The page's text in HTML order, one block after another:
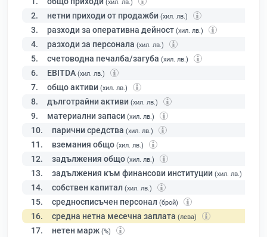
(хил. лв.)
2. нетни приходи от продажби (хил. лв.)
3. разходи за оперативна дейност (хил. лв.)
4. разходи за персонала (хил. лв.)
5. счетоводна печалба/загуба (хил. лв.)
6. EBITDA (хил. лв.)
7. общо активи (хил. лв.)
8. дълготрайни активи (хил. лв.)
9. материални запаси (хил. лв.)
10. парични средства (хил. лв.)
11. вземания общо (хил. лв.)
12. задължения общо (хил. лв.)
13. задължения към финансови институции (хил. лв.)
14. собствен капитал (хил. лв.)
15. средносписъчен персонал (брой)
16. средна нетна месечна заплата (лева)
17. нетен марж (%)